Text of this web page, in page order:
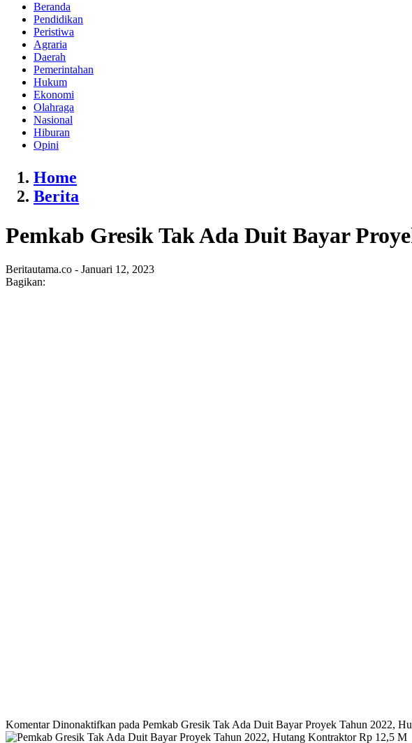
Beranda
Pendidikan
Peristiwa
Agraria
Daerah
Pemerintahan
Hukum
Ekonomi
Olahraga
Nasional
Hiburan
Opini
Home
Berita
Pemkab Gresik Tak Ada Duit Bayar
Beritautama.co - Januari 12, 2023
Bagikan:
Komentar Dinonaktifkan pada Pemkab Gresik Tak Ada Duit Bayar Proyek Tahun 2022,